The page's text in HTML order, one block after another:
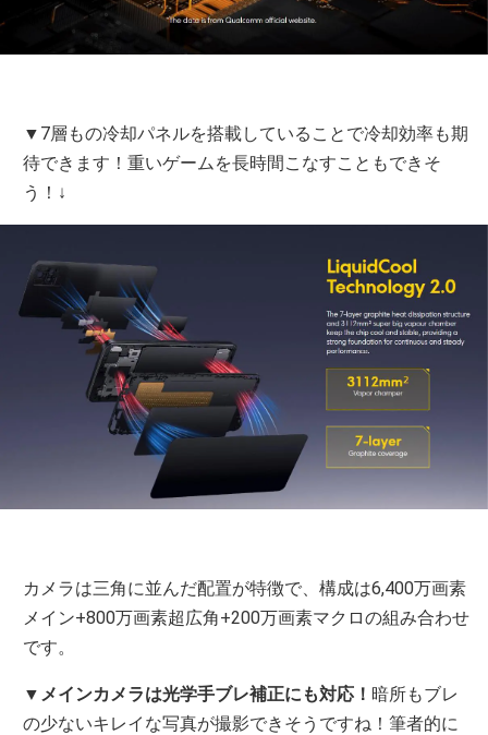
▼7層もの冷却パネルを搭載していることで冷却効率も期
待できます！重いゲームを長時間こなすこともできそ
う！↓
カメラは三角に並んだ配置が特徴で、構成は6,400万画素
メイン+800万画素超広角+200万画素マクロの組み合わせ
です。
▼ メインカメラは光学手ブレ補正にも対応！暗所もブレ
の少ないキレイな写真が撮影できそうですね！筆者的に